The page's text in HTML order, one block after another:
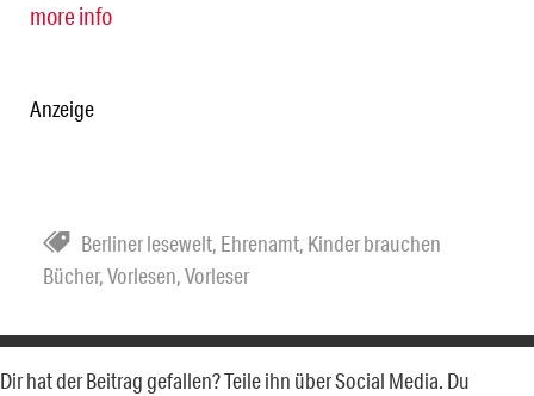
more info
Anzeige
Berliner lesewelt, Ehrenamt, Kinder brauchen
Bücher,Vorlesen,Vorleser
Dir hat der Beitrag gefallen? Teile ihn über Social Media. Du